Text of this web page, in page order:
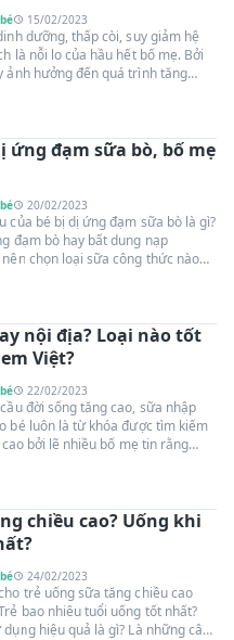
15/02/2023
dưỡng, thấp còi, suy giảm hệ
là nỗi lo của hầu hết bố mẹ. Bởi
ảnh hưởng đến quá trình tăng
bé phát triển tốt nhất. Dưới đây là
sữa tăng cân phát triển toàn
bé được chuyên gia dinh dưỡng
khuyên dùng, mẹ có thể tham
ứng đạm sữa bò, bố mẹ
20/02/2023
của bé bị dị ứng đạm sữa bò là gì?
đạm bò hay bất dung nạp
nên chọn loại sữa công thức nào
nội địa? Loại nào tốt
Việt?
22/02/2023
đời sống tăng cao, sữa nhập
bé luôn là từ khóa được tìm kiếm
bởi lẽ nhiều bố mẹ tin rằng
Vậy đâu là nhận định đúng? Trẻ em
sữa nhập khẩu hay nội địa?
tìm hiểu câu trả
dung bài viết dưới đây.
chiều cao? Uống khi
24/02/2023
trẻ uống sữa tăng chiều cao
bao nhiêu tuổi uống tốt nhất?
dụng hiệu quả là gì? Là những câu